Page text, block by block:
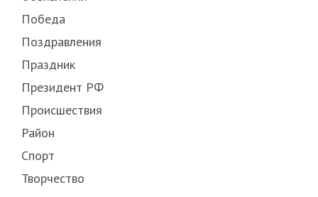
Победа
Поздравления
Праздник
Президент РФ
Происшествия
Район
Спорт
Творчество